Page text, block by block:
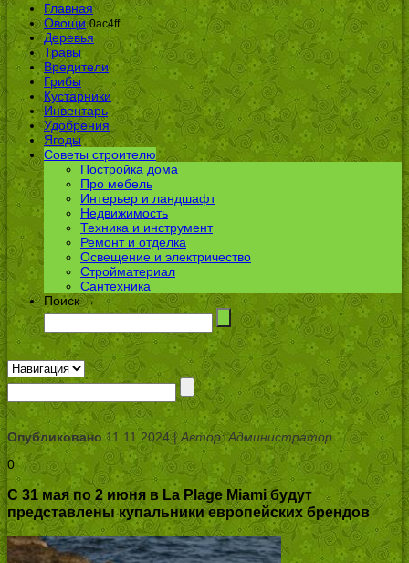
Главная
Овощи 0ac4ff
Деревья
Травы
Вредители
Грибы
Кустарники
Инвентарь
Удобрения
Ягоды
Советы строителю
Постройка дома
Про мебель
Интерьер и ландшафт
Недвижимость
Техника и инструмент
Ремонт и отделка
Освещение и электричество
Стройматериал
Сантехника
Поиск →
Опубликовано11.11.2024 |Автор: Администратор
0
С 31 мая по 2 июня в La Plage Miami будут
представлены купальники европейских брендов